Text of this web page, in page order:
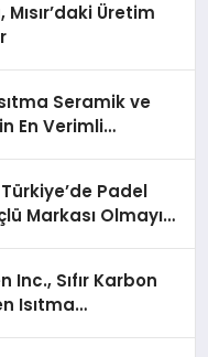
Üretim
Seramik ve
En Verimli
Padel
Markası Olmayı
Inc., Sıfır Karbon
Isıtma